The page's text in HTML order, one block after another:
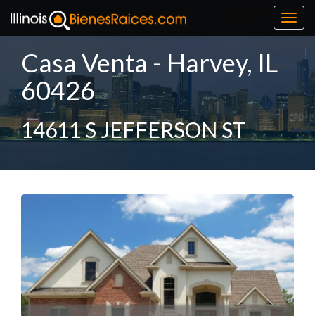
Casa Venta - Harvey, IL
60426
14611 S JEFFERSON ST